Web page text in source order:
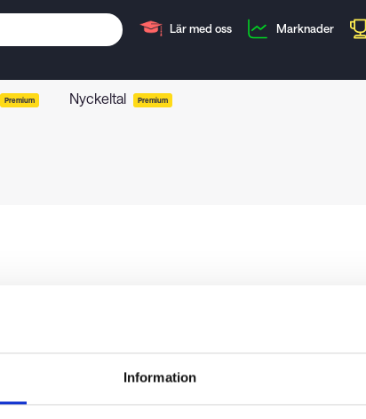
Information
Lär med oss Marknader
Premium Nyckeltal Premium